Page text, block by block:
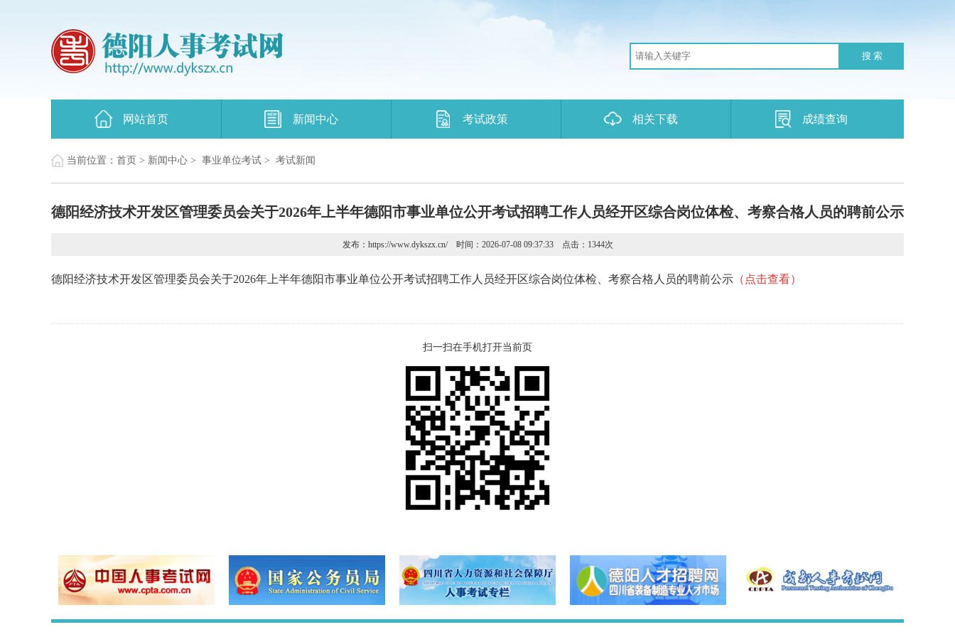
搜 索
网站首页 新闻中心 考试政策 相关下载 成绩查询
当前位置： 首页 > 新闻中心 > 事业单位考试 > 考试新闻
德阳经济技术开发区管理委员会关于2026年上半年德阳市事业单位公开考试招聘工作人员经开区综合岗位体检、考察合格人员的聘前公示
发布：https://www.dykszx.cn/ 时间：2026-07-08 09:37:33 点击：1344次
德阳经济技术开发区管理委员会关于2026年上半年德阳市事业单位公开考试招聘工作人员经开区综合岗位体检、考察合格人员的聘前公示 （点击查看）
扫一扫在手机打开当前页